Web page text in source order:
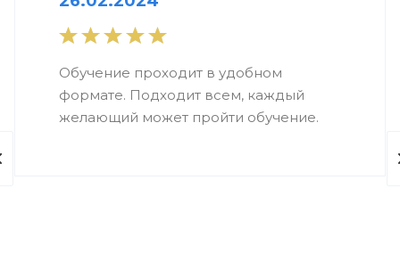
Обучение проходит в удобном
формате. Подходит всем, каждый
желающий может пройти обучение.